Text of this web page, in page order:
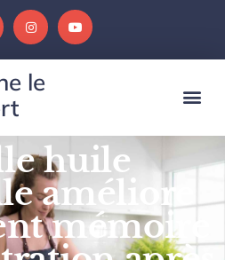
le
huile
améliore
mémoire